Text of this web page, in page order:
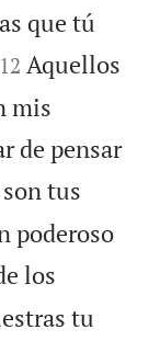
que tú


12 Aquellos
mis
de pensar
tus
poderoso
los
tu